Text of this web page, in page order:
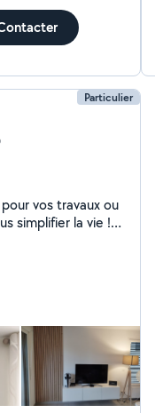
Particulier
vos travaux ou
simplifier la vie !